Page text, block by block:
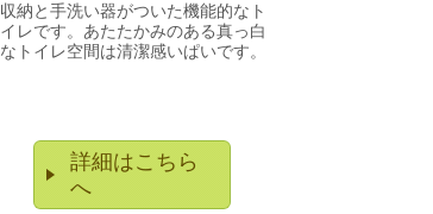
収納と手洗い器がついた機能的なト
イレです。あたたかみのある真っ白
なトイレ空間は清潔感いぱいです。
詳細はこちら
へ